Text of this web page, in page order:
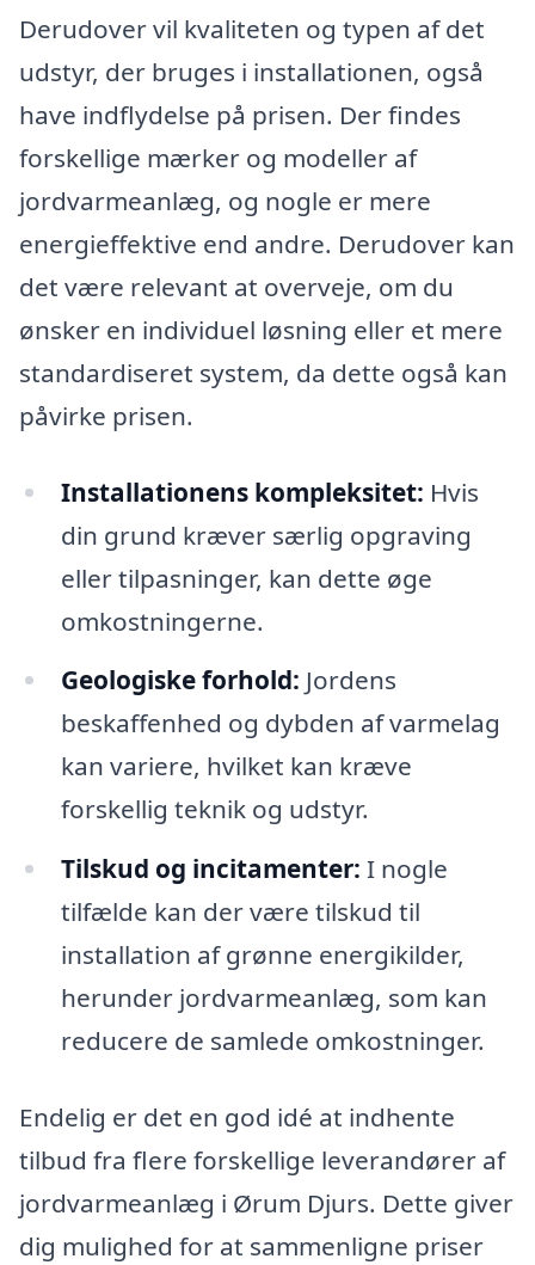
Derudover vil kvaliteten og typen af det
udstyr, der bruges i installationen, også
have indflydelse på prisen. Der findes
forskellige mærker og modeller af
jordvarmeanlæg, og nogle er mere
energieffektive end andre. Derudover kan
det være relevant at overveje, om du
ønsker en individuel løsning eller et mere
standardiseret system, da dette også kan
påvirke prisen.
Installationens kompleksitet: Hvis
din grund kræver særlig opgraving
eller tilpasninger, kan dette øge
omkostningerne.
Geologiske forhold: Jordens
beskaffenhed og dybden af varmelag
kan variere, hvilket kan kræve
forskellig teknik og udstyr.
Tilskud og incitamenter: I nogle
tilfælde kan der være tilskud til
installation af grønne energikilder,
herunder jordvarmeanlæg, som kan
reducere de samlede omkostninger.
Endelig er det en god idé at indhente
tilbud fra flere forskellige leverandører af
jordvarmeanlæg i Ørum Djurs. Dette giver
dig mulighed for at sammenligne priser